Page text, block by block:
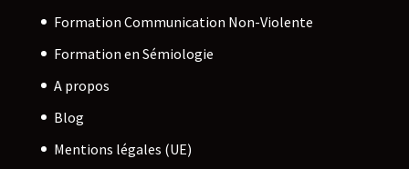
Formation Communication Non-Violente
Formation en Sémiologie
A propos
Blog
Mentions légales (UE)